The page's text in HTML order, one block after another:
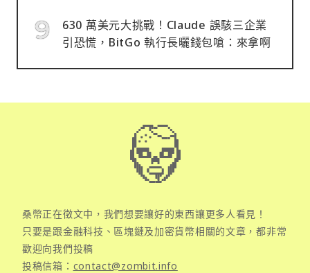
630 萬美元大挑戰！Claude 誤駭三企業
引恐慌，BitGo 執行長曬錢包嗆：來拿啊
桑幣正在徵文中，我們想要讓好的東西讓更多人看見！
只要是跟金融科技、區塊鏈及加密貨幣相關的文章，都非常
歡迎向我們投稿
投稿信箱： contact@zombit.info